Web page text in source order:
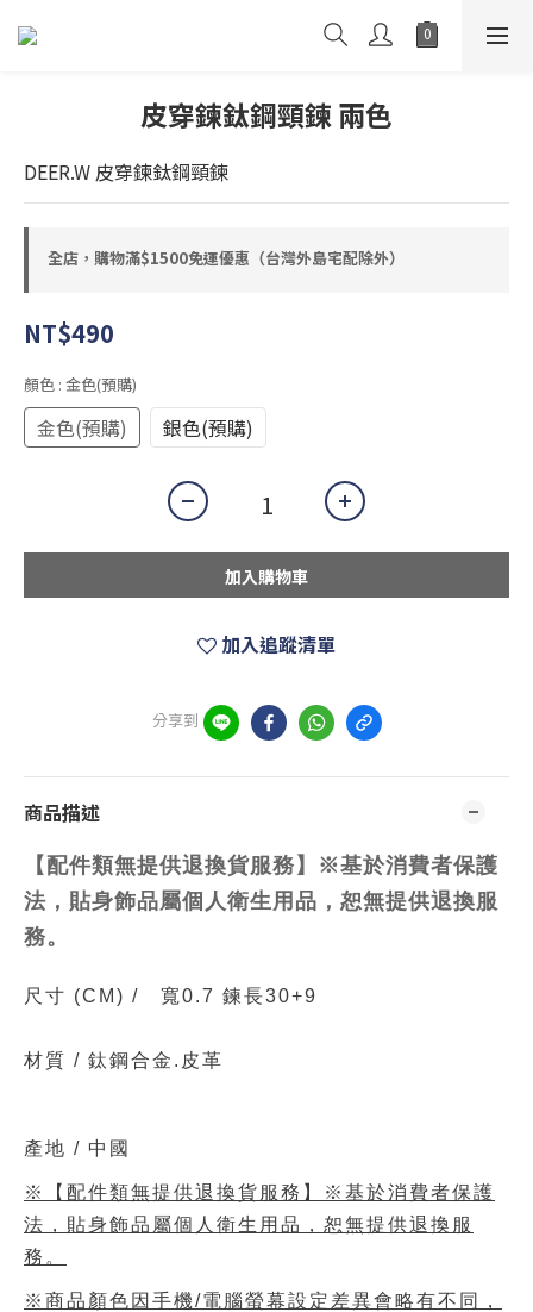
皮穿鍊鈦鋼頸鍊 兩色
DEER.W 皮穿鍊鈦鋼頸鍊
全店，購物滿$1500免運優惠（台灣外島宅配除外）
NT$490
顏色 : 金色(預購)
金色(預購) 銀色(預購)
加入購物車
加入追蹤清單
分享到
商品描述
【配件類無提供退換貨服務】※基於消費者保護
法， 貼身飾品屬個人衛生用品，恕無提供退換服
務。
尺寸 (CM) / 寬0.7 鍊長30+9
材質 / 鈦鋼合金.皮革
產地 / 中國
※【配件類無提供退換貨服務】※基於消費者保護
法，貼身飾品屬個人衛生用品，恕無提供退換服
務。
※商品顏色因手機/電腦螢幕設定差異會略有不同，